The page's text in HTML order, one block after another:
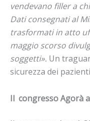
vendevano filler a
Dati consegnati al
trasformati in atto
maggio scorso
soggetti». Un
sicurezza dei
Il congresso Agorà